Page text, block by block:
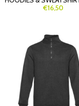
€16,50